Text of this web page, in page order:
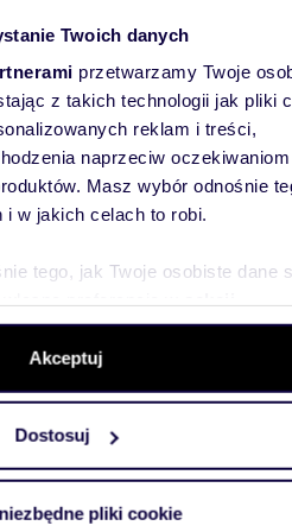
Twoich danych
przetwarzamy Twoje
z takich technologii jak pliki
reklam i treści,
naprzeciw oczekiwaniom
Masz wybór odnośnie
i w jakich celach to robi.
tego, jak Twoje osobiste dane
plików cookie możesz zmienić
chwili.
i analizować ruch w
jak korzystasz z naszej witryny,
połączyć te informacje z
Akceptuj
Dostosuj
pliki cookie
Działka z pozwoleniem na bliźniaka media
2